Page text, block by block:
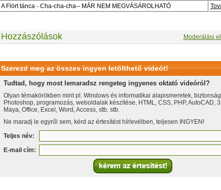
A Flört tánca - Cha-cha-cha-- MÁR NEM MEGVÁSÁROLHATÓ
Hozzászólások Moderálási
Szerezd meg az összes ingyen letölthető videót!
Tudtad, hogy most lemaradsz rengeteg ingyenes oktató videóról?
Olyan témakörökben mint pl. Windows és informatikai alapismeretek,
Photoshop, programozás, weboldalak készítése, HTML, CSS, PHP, AutoCAD,
Maya, Office, Excel, Word, Access, stb. stb.
Ne maradj le egyről sem, kérd az értesítést hírlevélben, teljesen INGYEN!
Teljes név:
E-mail cím: